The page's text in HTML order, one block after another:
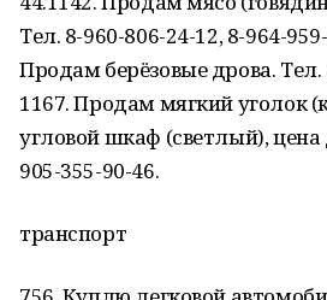
Тел. 8-960-806-24-12, 8-964-
Продам берёзовые дрова. Тел.
1167. Продам мягкий уголок
угловой шкаф (светлый), цена
905-355-90-46.
транспорт